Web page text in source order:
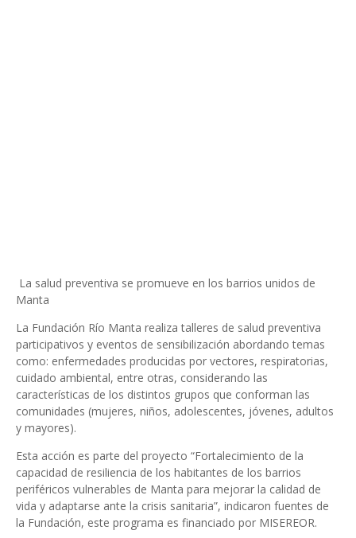
La salud preventiva se promueve en los barrios unidos de
Manta
La Fundación Río Manta realiza talleres de salud preventiva
participativos y eventos de sensibilización abordando temas
como: enfermedades producidas por vectores, respiratorias,
cuidado ambiental, entre otras, considerando las
características de los distintos grupos que conforman las
comunidades (mujeres, niños, adolescentes, jóvenes, adultos
y mayores).
Esta acción es parte del proyecto “Fortalecimiento de la
capacidad de resiliencia de los habitantes de los barrios
periféricos vulnerables de Manta para mejorar la calidad de
vida y adaptarse ante la crisis sanitaria”, indicaron fuentes de
la Fundación, este programa es financiado por MISEREOR.